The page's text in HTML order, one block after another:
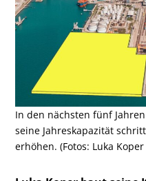
In den nächsten fünf
seine Jahreskapazität
erhöhen. (Fotos: Luka